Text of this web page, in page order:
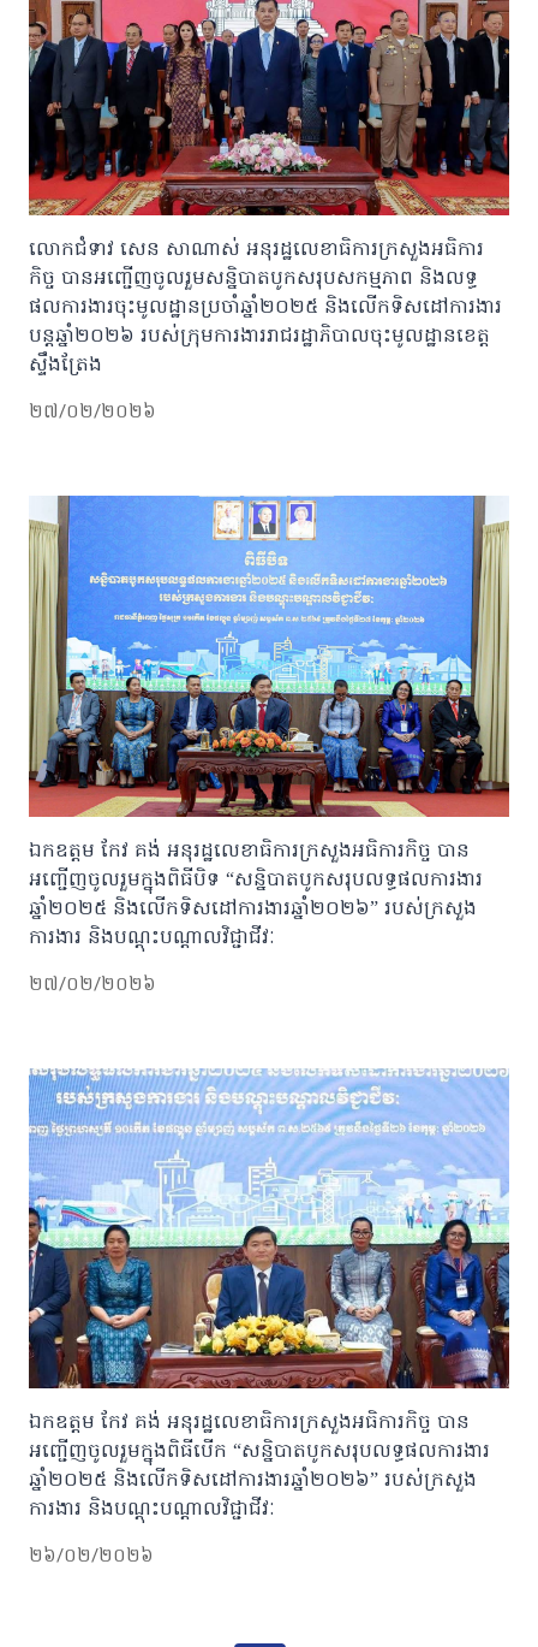
លោកជំទាវ សេន សាណាស់ អនុរដ្ឋលេខាធិការក្រសួងអធិការ
កិច្ច បានអញ្ជើញចូលរួមសន្និបាតបូកសរុបសកម្មភាព និងលទ្ធ
ផលការងារចុះមូលដ្ឋានប្រចាំឆ្នាំ២០២៥ និងលើកទិសដៅការងារ
បន្តឆ្នាំ២០២៦ របស់ក្រុមការងាររាជរដ្ឋាភិបាលចុះមូលដ្ឋានខេត្ត
ស្ទឹងត្រែង
២៧/០២/២០២៦
ឯកឧត្តម កែវ គង់ អនុរដ្ឋលេខាធិការក្រសួងអធិការកិច្ច បាន
អញ្ជើញចូលរួមក្នុងពិធីបិទ “សន្និបាតបូកសរុបលទ្ធផលការងារ
ឆ្នាំ២០២៥ និងលើកទិសដៅការងារឆ្នាំ២០២៦” របស់ក្រសួង
ការងារ និងបណ្តុះបណ្តាលវិជ្ជាជីវៈ
២៧/០២/២០២៦
ឯកឧត្តម កែវ គង់ អនុរដ្ឋលេខាធិការក្រសួងអធិការកិច្ច បាន
អញ្ជើញចូលរួមក្នុងពិធីបើក “សន្និបាតបូកសរុបលទ្ធផលការងារ
ឆ្នាំ២០២៥ និងលើកទិសដៅការងារឆ្នាំ២០២៦” របស់ក្រសួង
ការងារ និងបណ្តុះបណ្តាលវិជ្ជាជីវៈ
២៦/០២/២០២៦